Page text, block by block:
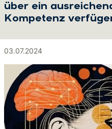
über ein
Kompetenz
03.07.2024